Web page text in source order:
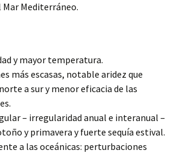
Mediterráneo.
y mayor temperatura.
más escasas, notable aridez que
a sur y menor eficacia de las
– irregularidad anual e interanual –
y primavera y fuerte sequía estival.
a las oceánicas: perturbaciones